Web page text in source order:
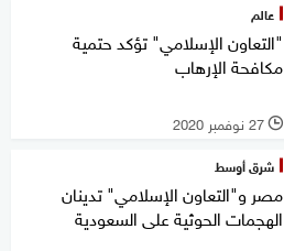
عالم
"التعاون الإسلامي" تؤكد حتمية
مكافحة الإرهاب
l 27 نوفمبر 2020
شرق أوسط
مصر و"التعاون الإسلامي" تدينان
الهجمات الحوثية على السعودية